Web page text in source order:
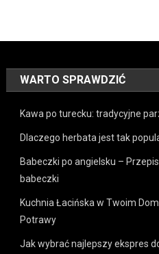
WARTO SPRAWDZIĆ
Kawa po turecku: tradycyjne
Dlaczego herbata jest tak
Babeczki po angielsku –
babeczki
Kuchnia Łacińska w Twoim
Potrawy
Jak wybrać najlepszy ekspres